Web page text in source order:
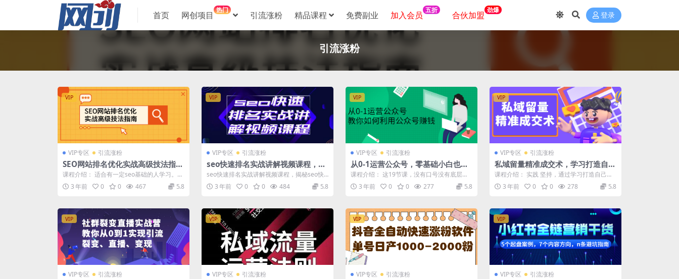
首页 网创项目 热门 引流涨粉 精品课程 免费副业 加入会员 五折 合伙加盟 劲爆
登录
引流涨粉
VIP
VIP专区 引流涨粉
SEO网站排名优化实战高级技法指
南，让客户找到你
课程介绍： 适合有一定seo基础的人学习。
课程目录： 01.老域名的挑选标准以...
3 年前 0 0 467 5.8
VIP
VIP专区 引流涨粉
seo快速排名实战讲解视频课程，揭
秘seo快排原理
seo快速排名实战讲解视频课程，揭秘seo快
排原理 那首先我们我们来讲一下这个快...
3 年前 0 0 484 5.8
VIP
VIP专区 引流涨粉
从0-1运营公众号，零基础小白也能
上手，系统性了解公众号运营
课程介绍： 这19节课，没有口号没有底层逻
辑，纯纯的干货。其实自媒体这样一个时代...
3 年前 0 0 277 5.8
VIP
VIP专区 引流涨粉
私域留量精准成交术，学习打造自己
的私域流量，价值699元
课程介绍： 实践 坚持，通过学习打造自己的
私域流量，花最少的钱达到成交率更高的方...
3 年前 0 0 278 5.8
VIP
VIP专区 引流涨粉
VIP
VIP专区 引流涨粉
VIP
VIP专区 引流涨粉
VIP
VIP专区 引流涨粉